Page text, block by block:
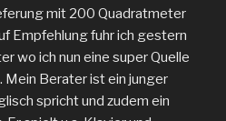
mit 200 Quadratmeter
Empfehlung fuhr ich gestern
wo ich nun eine super Quelle
Mein Berater ist ein junger
spricht und zudem ein